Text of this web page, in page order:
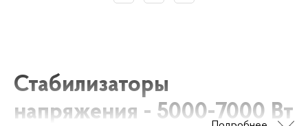
Стабилизаторы
напряжения - 5000-7000 Вт